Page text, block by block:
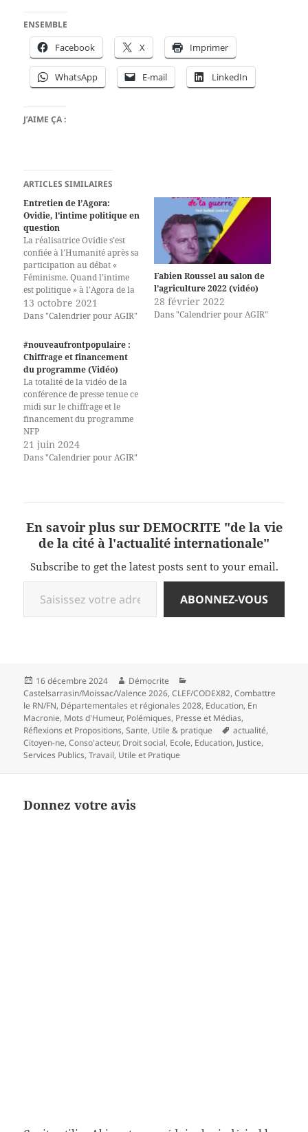
ENSEMBLE
Facebook X Imprimer
WhatsApp E-mail LinkedIn
J’AIME ÇA :
ARTICLES SIMILAIRES
Entretien de l’Agora:
Ovidie, l’intime politique en
question
La réalisatrice Ovidie s’est
confiée à l’Humanité après sa
participation au débat «
Féminisme. Quand l’intime
est politique » à l’Agora de la
Fête de l’Humanité. « Un
débat passionnant et riche en
liées à la sexualité et l’intime
sont rarement abordés dans
les milieux militants.…
13 octobre 2021
Dans "Calendrier pour AGIR"
Fabien Roussel au salon de
l’agriculture 2022 (vidéo)
28 février 2022
Dans "Calendrier pour AGIR"
#nouveaufrontpopulaire :
Chiffrage et financement
du programme (Vidéo)
La totalité de la vidéo de la
conférence de presse tenue ce
midi sur le chiffrage et le
financement du programme
NFP
21 juin 2024
Dans "Calendrier pour AGIR"
En savoir plus sur DEMOCRITE "de la vie
de la cité à l'actualité internationale"
Subscribe to get the latest posts sent to your email.
Saisissez votre adresse e-mail…
ABONNEZ-VOUS
Publié
le
16 décembre 2024 Auteur
Démocrite
Castelsarrasin/Moissac/Valence 2026,CLEF/CODEX82,Combattre
le RN/FN, Départementales et régionales 2028, Education, En
Macronie, Mots d'Humeur, Polémiques, Presse et Médias,
Réflexions et Propositions,Sante, Utile & pratique
Mots-
clés
actualité,
Citoyen-ne,Conso'acteur, Droit social, Ecole, Education, Justice,
Services Publics,Travail, Utile et Pratique
Donnez votre avis